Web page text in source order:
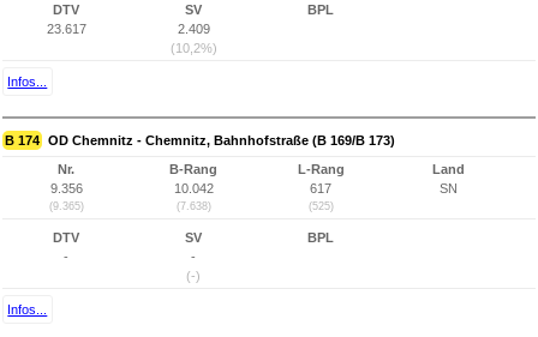
DTV
23.617
SV
2.409
(10,2%)
BPL
Infos...
B 174 OD Chemnitz - Chemnitz, Bahnhofstraße (B 169/B 173)
Nr.
9.356
(9.365)
B-Rang
10.042
(7.638)
L-Rang
617
(525)
Land
SN
DTV
-
SV
-
(-)
BPL
Infos...